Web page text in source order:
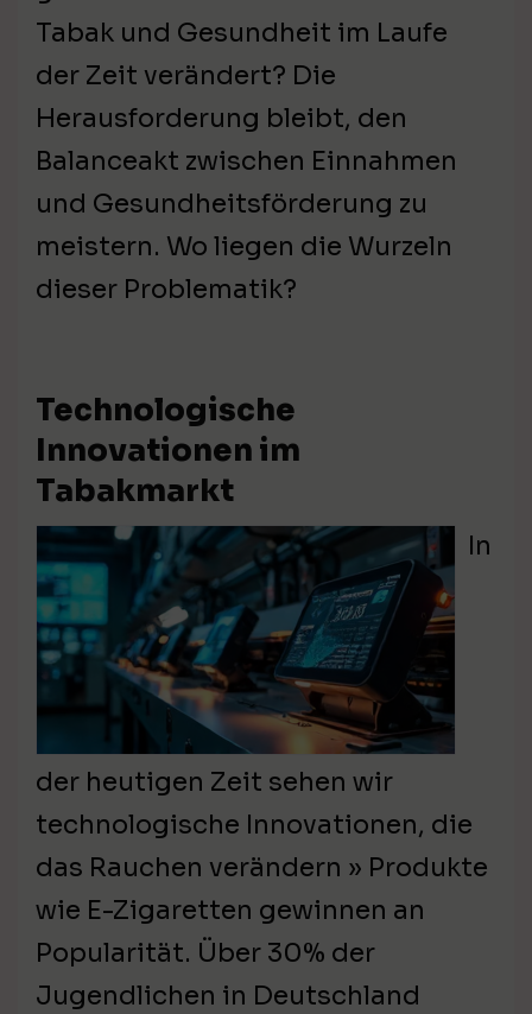
Tabak und Gesundheit im Laufe
der Zeit verändert? Die
Herausforderung bleibt, den
Balanceakt zwischen Einnahmen
und Gesundheitsförderung zu
meistern. Wo liegen die Wurzeln
dieser Problematik?
Technologische
Innovationen im
Tabakmarkt
In
der heutigen Zeit sehen wir
technologische Innovationen, die
das Rauchen verändern » Produkte
wie E-Zigaretten gewinnen an
Popularität. Über 30% der
Jugendlichen in Deutschland